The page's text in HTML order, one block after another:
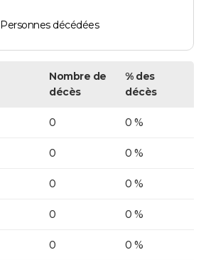
Personnes décédées
Nombre de
décès
% des
décès
0 0 %
0 0 %
0 0 %
0 0 %
0 0 %